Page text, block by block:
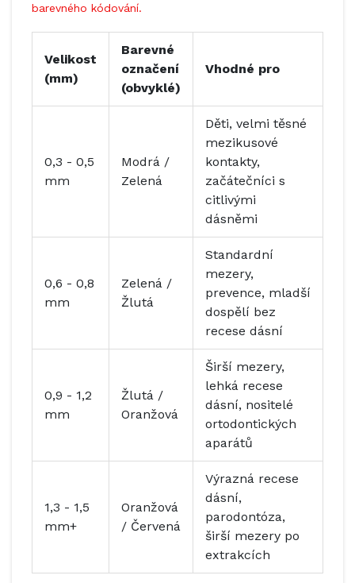
barevného kódování.
Velikost
(mm)
Barevné
označení
(obvyklé)
Vhodné pro
0,3 - 0,5
mm
Modrá /
Zelená
Děti, velmi těsné
mezikusové
kontakty,
začátečníci s
citlivými
dásněmi
0,6 - 0,8
mm
Zelená /
Žlutá
Standardní
mezery,
prevence, mladší
dospělí bez
recese dásní
0,9 - 1,2
mm
Žlutá /
Oranžová
Širší mezery,
lehká recese
dásní, nositelé
ortodontických
aparátů
1,3 - 1,5
mm+
Oranžová
/ Červená
Výrazná recese
dásní,
parodontóza,
širší mezery po
extrakcích